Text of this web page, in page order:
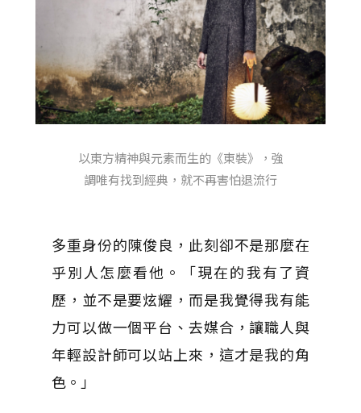
以東方精神與元素而生的《東裝》，強
調唯有找到經典，就不再害怕退流行
多重身份的陳俊良，此刻卻不是那麼在
乎別人怎麼看他。「現在的我有了資
歷，並不是要炫耀，而是我覺得我有能
力可以做一個平台、去媒合，讓職人與
年輕設計師可以站上來，這才是我的角
色。」